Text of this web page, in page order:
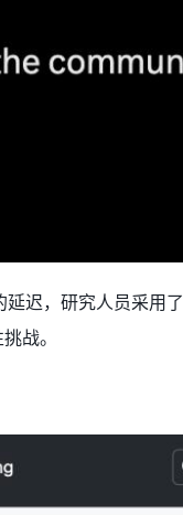
迟，研究人员采用了
战。